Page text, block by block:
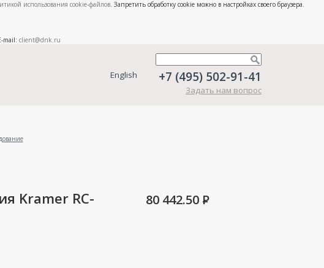
использования cookie-файлов. Запретить обработку cookie можно в настройках своего браузера.
mail: client@dnk.ru
English +7 (495) 502-91-41
Задать нам вопрос
Kramer RC-
80 442.50 P